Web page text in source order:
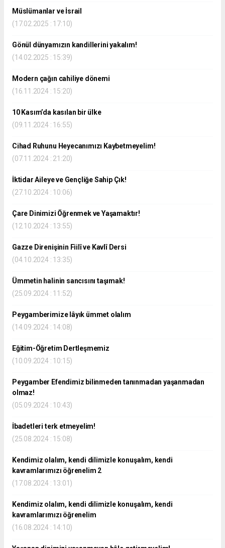
Müslümanlar ve İsrail
(17.02.2025 : 17:10)
Gönül dünyamızın kandillerini yakalım!
(14.02.2025 : 15:39)
Modern çağın cahiliye dönemi
(16.11.2024 : 15:20)
10 Kasım’da kasılan bir ülke
(09.11.2024 : 16:55)
Cihad Ruhunu Heyecanımızı Kaybetmeyelim!
(07.11.2024 : 21:20)
İktidar Aileye ve Gençliğe Sahip Çık!
(27.10.2024 : 10:06)
Çare Dinimizi Öğrenmek ve Yaşamaktır!
(12.10.2024 : 13:55)
Gazze Direnişinin Fiilî ve Kavlî Dersi
(04.10.2024 : 13:35)
Ümmetin halinin sancısını taşımak!
(25.09.2024 : 11:52)
Peygamberimize lâyık ümmet olalım
(14.09.2024 : 14:08)
Eğitim-Öğretim Dertleşmemiz
(10.09.2024 : 10:15)
Peygamber Efendimiz bilinmeden tanınmadan yaşanmadan
olmaz!
(05.09.2024 : 10:43)
İbadetleri terk etmeyelim!
(25.08.2024 : 15:08)
Kendimiz olalım, kendi dilimizle konuşalım, kendi
kavramlarımızı öğrenelim 2
(17.08.2024 : 13:01)
Kendimiz olalım, kendi dilimizle konuşalım, kendi
kavramlarımızı öğrenelim
(16.08.2024 : 14:10)